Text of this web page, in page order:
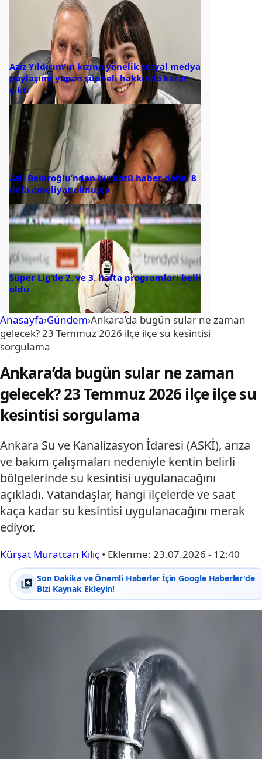
Aziz Yıldırım’ın kızına yönelik sosyal medya
paylaşımı yapan şüpheli hakkında karar
çıktı
Aslı Bekiroğlu’ndan bir kötü haber daha: 8
defa ameliyat olmuştu
Süper Lig’de 2. ve 3. hafta programları belli
oldu
Anasayfa›Gündem›Ankara’da bugün sular ne zaman
gelecek? 23 Temmuz 2026 ilçe ilçe su kesintisi
sorgulama
Ankara’da bugün sular ne zaman
gelecek? 23 Temmuz 2026 ilçe ilçe su
kesintisi sorgulama
Ankara Su ve Kanalizasyon İdaresi (ASKİ), arıza
ve bakım çalışmaları nedeniyle kentin belirli
bölgelerinde su kesintisi uygulanacağını
açıkladı. Vatandaşlar, hangi ilçelerde ve saat
kaça kadar su kesintisi uygulanacağını merak
ediyor.
Kürşat Muratcan Kılıç • Eklenme: 23.07.2026 - 12:40
Son Dakika ve Önemli Haberler İçin Google Haberler'de
Bizi Kaynak Ekleyin!